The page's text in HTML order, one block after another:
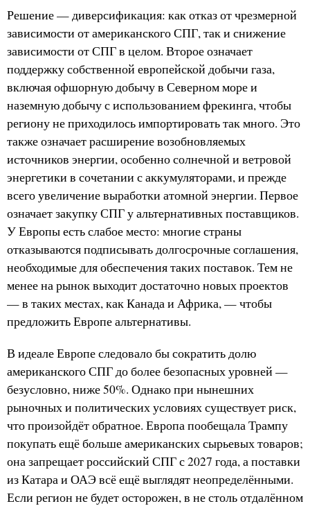
Решение — диверсификация: как отказ от чрезмерной
зависимости от американского СПГ, так и снижение
зависимости от СПГ в целом. Второе означает
поддержку собственной европейской добычи газа,
включая офшорную добычу в Северном море и
наземную добычу с использованием фрекинга, чтобы
региону не приходилось импортировать так много. Это
также означает расширение возобновляемых
источников энергии, особенно солнечной и ветровой
энергетики в сочетании с аккумуляторами, и прежде
всего увеличение выработки атомной энергии. Первое
означает закупку СПГ у альтернативных поставщиков.
У Европы есть слабое место: многие страны
отказываются подписывать долгосрочные соглашения,
необходимые для обеспечения таких поставок. Тем не
менее на рынок выходит достаточно новых проектов
— в таких местах, как Канада и Африка, — чтобы
предложить Европе альтернативы.
В идеале Европе следовало бы сократить долю
американского СПГ до более безопасных уровней —
безусловно, ниже 50%. Однако при нынешних
рыночных и политических условиях существует риск,
что произойдёт обратное. Европа пообещала Трампу
покупать ещё больше американских сырьевых товаров;
она запрещает российский СПГ с 2027 года, а поставки
из Катара и ОАЭ всё ещё выглядят неопределёнными.
Если регион не будет осторожен, в не столь отдалённом